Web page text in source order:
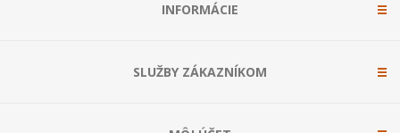
INFORMÁCIE
SLUŽBY ZÁKAZNÍKOM